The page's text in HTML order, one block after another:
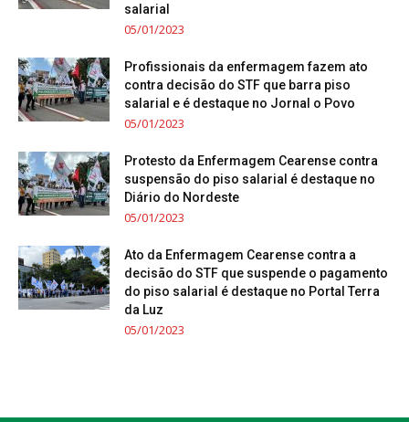
salarial
05/01/2023
Profissionais da enfermagem fazem ato
contra decisão do STF que barra piso
salarial e é destaque no Jornal o Povo
05/01/2023
Protesto da Enfermagem Cearense contra
suspensão do piso salarial é destaque no
Diário do Nordeste
05/01/2023
Ato da Enfermagem Cearense contra a
decisão do STF que suspende o pagamento
do piso salarial é destaque no Portal Terra
da Luz
05/01/2023